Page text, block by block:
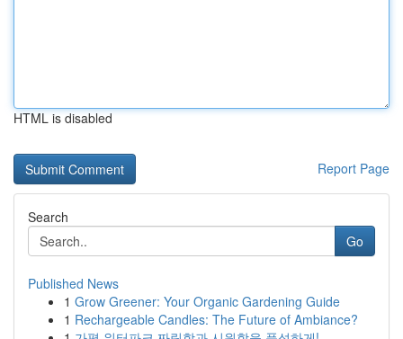
HTML is disabled
Report Page
Search
Go
Published News
1 Grow Greener: Your Organic Gardening Guide
1 Rechargeable Candles: The Future of Ambiance?